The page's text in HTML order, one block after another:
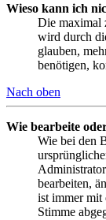
Wieso kann ich
Die maximal
wird durch
glauben,
benötigen,
Nach oben
Wie bearbeite
Wie bei den
bearbeiten,
ist immer mit
Stimme